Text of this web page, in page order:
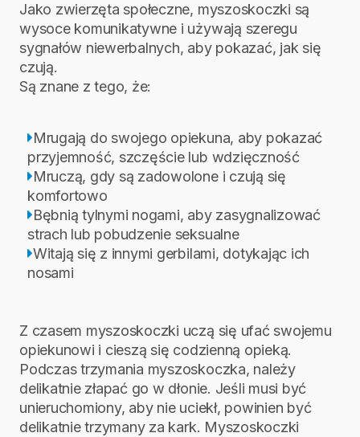
Jako zwierzęta społeczne, myszoskoczki są
wysoce komunikatywne i używają szeregu
sygnałów niewerbalnych, aby pokazać, jak się
czują.
Są znane z tego, że:
Mrugają do swojego opiekuna, aby pokazać
przyjemność, szczęście lub wdzięczność
Mruczą, gdy są zadowolone i czują się
komfortowo
Bębnią tylnymi nogami, aby zasygnalizować
strach lub pobudzenie seksualne
Witają się z innymi gerbilami, dotykając ich
nosami
Z czasem myszoskoczki uczą się ufać swojemu
opiekunowi i cieszą się codzienną opieką.
Podczas trzymania myszoskoczka, należy
delikatnie złapać go w dłonie. Jeśli musi być
unieruchomiony, aby nie uciekł, powinien być
delikatnie trzymany za kark. Myszoskoczki